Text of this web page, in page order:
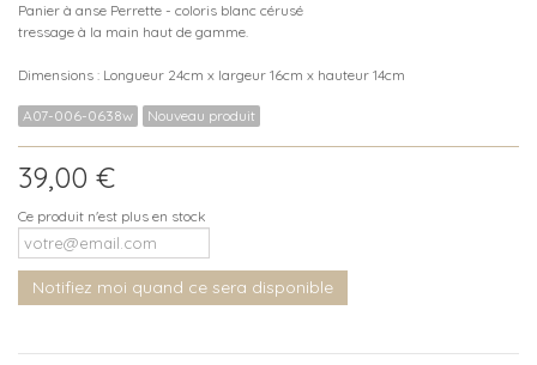
Panier à anse Perrette - coloris blanc cérusé
tressage à la main haut de gamme.
Dimensions : Longueur 24cm x largeur 16cm x hauteur 14cm
A07-006-0638w Nouveau produit
39,00 €
Ce produit n'est plus en stock
Notifiez moi quand ce sera disponible